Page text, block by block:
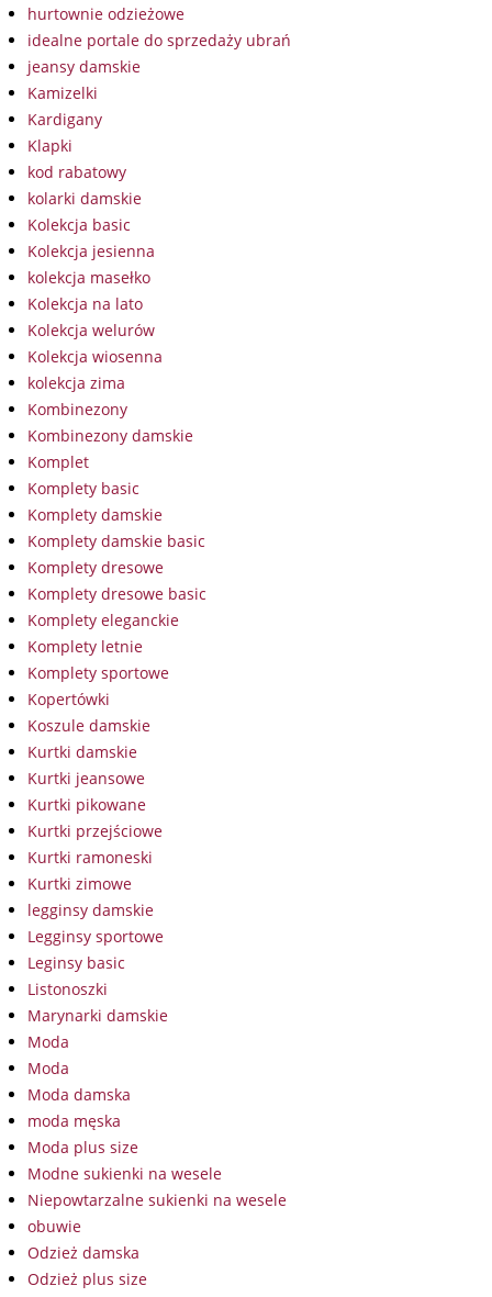
hurtownie odzieżowe
idealne portale do sprzedaży ubrań
jeansy damskie
Kamizelki
Kardigany
Klapki
kod rabatowy
kolarki damskie
Kolekcja basic
Kolekcja jesienna
kolekcja masełko
Kolekcja na lato
Kolekcja welurów
Kolekcja wiosenna
kolekcja zima
Kombinezony
Kombinezony damskie
Komplet
Komplety basic
Komplety damskie
Komplety damskie basic
Komplety dresowe
Komplety dresowe basic
Komplety eleganckie
Komplety letnie
Komplety sportowe
Kopertówki
Koszule damskie
Kurtki damskie
Kurtki jeansowe
Kurtki pikowane
Kurtki przejściowe
Kurtki ramoneski
Kurtki zimowe
legginsy damskie
Legginsy sportowe
Leginsy basic
Listonoszki
Marynarki damskie
Moda
Moda
Moda damska
moda męska
Moda plus size
Modne sukienki na wesele
Niepowtarzalne sukienki na wesele
obuwie
Odzież damska
Odzież plus size